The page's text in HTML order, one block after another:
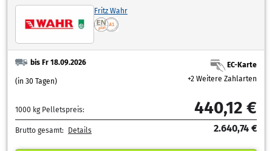
Fritz Wahr
bis Fr 18.09.2026
(in 30 Tagen)
EC-Karte
+2 Weitere Zahlarten
1000 kg Pelletspreis: 440,12 €
Brutto gesamt: Details 2.640,74 €